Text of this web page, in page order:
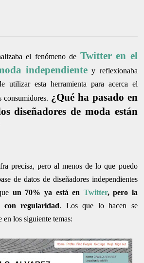
el fenómeno de Twitter en el
independiente y reflexionaba
utilizar esta herramienta para acerca el
consumidores. ¿Qué ha pasado en
diseñadores de moda están
precisa, pero al menos de lo que puedo
de datos de diseñadores independientes
un 70% ya está en Twitter, pero la
regularidad. Los que lo hacen se
los siguiente temas: